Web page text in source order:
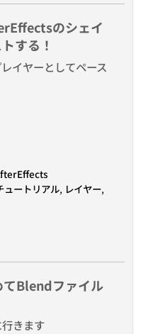
のシェイ
する！
イヤーとしてペース
ュートリアル, レイヤー,
てBlendファイル
きます